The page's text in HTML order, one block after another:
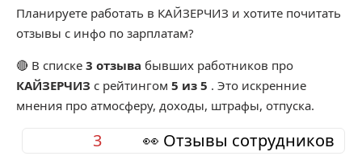
Планируете работать в КАЙЗЕРЧИЗ и хотите почитать
отзывы с инфо по зарплатам?
🔴 В списке 3 отзыва бывших работников про
КАЙЗЕРЧИЗ с рейтингом 5 из 5 . Это искренние
мнения про атмосферу, доходы, штрафы, отпуска.
👀 Отзывы сотрудников
3